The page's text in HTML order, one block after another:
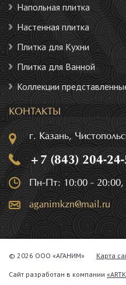
Напольная плитка
Настенная плитка
Плитка для Кухни
Плитка для Ванной
Коллекции
КОНТАКТЫ
г. Казань,
+7 (843) 204-24-
Пн-Пт: 10:00 -
aganimkzn@mail.ru
© 2026 ООО «АГАНИМ» Карта
Сайт разработан в компании